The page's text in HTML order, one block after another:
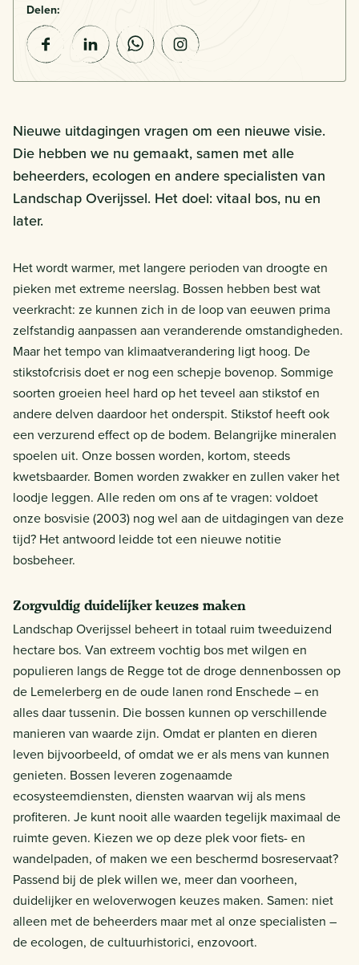
Delen:
Nieuwe uitdagingen vragen om een nieuwe visie.
Die hebben we nu gemaakt, samen met alle
beheerders, ecologen en andere specialisten van
Landschap Overijssel. Het doel: vitaal bos, nu en
later.
Het wordt warmer, met langere perioden van droogte en
pieken met extreme neerslag. Bossen hebben best wat
veerkracht: ze kunnen zich in de loop van eeuwen prima
zelfstandig aanpassen aan veranderende omstandigheden.
Maar het tempo van klimaatverandering ligt hoog. De
stikstofcrisis doet er nog een schepje bovenop. Sommige
soorten groeien heel hard op het teveel aan stikstof en
andere delven daardoor het onderspit. Stikstof heeft ook
een verzurend effect op de bodem. Belangrijke mineralen
spoelen uit. Onze bossen worden, kortom, steeds
kwetsbaarder. Bomen worden zwakker en zullen vaker het
loodje leggen. Alle reden om ons af te vragen: voldoet
onze bosvisie (2003) nog wel aan de uitdagingen van deze
tijd? Het antwoord leidde tot een nieuwe notitie
bosbeheer.
Zorgvuldig duidelijker keuzes maken
Landschap Overijssel beheert in totaal ruim tweeduizend
hectare bos. Van extreem vochtig bos met wilgen en
populieren langs de Regge tot de droge dennenbossen op
de Lemelerberg en de oude lanen rond Enschede – en
alles daar tussenin. Die bossen kunnen op verschillende
manieren van waarde zijn. Omdat er planten en dieren
leven bijvoorbeeld, of omdat we er als mens van kunnen
genieten. Bossen leveren zogenaamde
ecosysteemdiensten, diensten waarvan wij als mens
profiteren. Je kunt nooit alle waarden tegelijk maximaal de
ruimte geven. Kiezen we op deze plek voor fiets- en
wandelpaden, of maken we een beschermd bosreservaat?
Passend bij de plek willen we, meer dan voorheen,
duidelijker en weloverwogen keuzes maken. Samen: niet
alleen met de beheerders maar met al onze specialisten –
de ecologen, de cultuurhistorici, enzovoort.